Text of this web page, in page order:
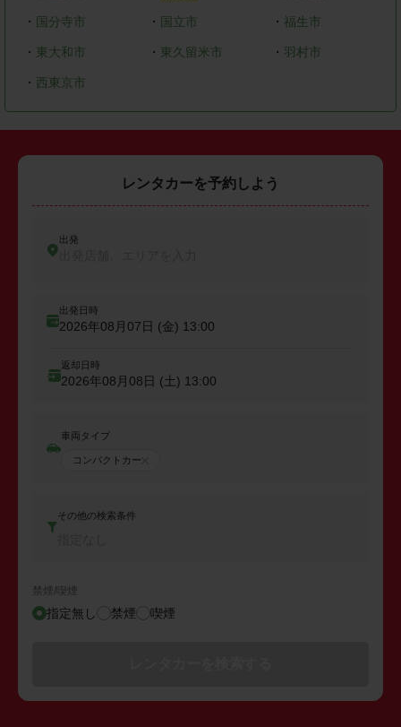
・ 国分寺市 ・ 国立市 ・ 福生市
・ 東大和市 ・ 東久留米市 ・羽村市
・ 西東京市
レンタカーを予約しよう
出発
出発日時
2026年08月07日 (金) 13:00
返却日時
2026年08月08日 (土) 13:00
車両タイプ
コンパクトカー
その他の検索条件
禁煙/喫煙
指定無し 禁煙 喫煙